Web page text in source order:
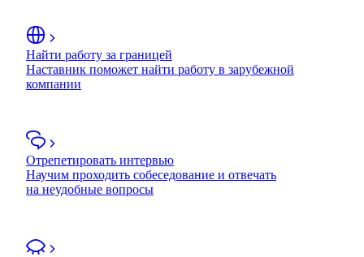
Найти работу за границей
Наставник поможет найти работу в зарубежной
компании
Отрепетировать интервью
Научим проходить собеседование и отвечать
на неудобные вопросы